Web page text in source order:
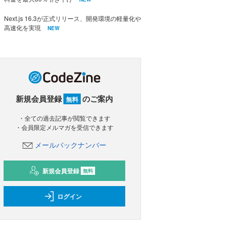
Next.js 16.3が正式リリース、開発環境の軽量化や
高速化を実現
NEW
新規会員登録 無料 のご案内
・全ての過去記事が閲覧できます
・会員限定メルマガを受信できます
メールバックナンバー
新規会員登録 無料
ログイン